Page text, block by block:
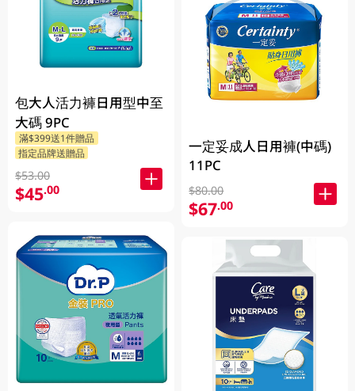
包大人活力褲日用型中至
大碼 9PC
滿$399送1件贈品
指定品牌送贈品
$53.00
$45.00
一定妥成人日用褲(中碼)
11PC
$80.00
$67.00